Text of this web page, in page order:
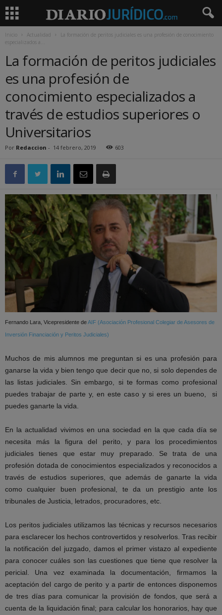
Inicio Actualidad
La formación de peritos judiciales es una profesión de conocimiento
especializados a...
La formación de peritos judiciales
es una profesión de
conocimiento especializados a
través de estudios superiores o
Universitarios
Por Redaccion - 14 febrero, 2019 603
Fernando Lara, Vicepresidente deAIF (Asociación Profesional Colegiar de Asesores de
Inversión Financiación y Peritos Judiciales)
Muchos de mis alumnos me preguntan si es una profesión para
ganarse la vida y bien tengo que decir que no, si solo dependes de
las listas judiciales. Sin embargo, si te formas como profesional
puedes trabajar de parte y, en este caso y si eres un bueno, si
puedes ganarte la vida.
En la actualidad vivimos en una sociedad en la que cada día se
necesita más la figura del perito, y para los procedimientos
judiciales tienes que estar muy preparado. Se trata de una
profesión dotada de conocimientos especializados y reconocidos a
través de estudios superiores, que además de ganarte la vida
como cualquier buen profesional, te da un prestigio ante los
tribunales de Justicia, letrados, procuradores, etc.
Los peritos judiciales utilizamos las técnicas y recursos necesarios
para esclarecer los hechos controvertidos y resolverlos. Tras recibir
la notificación del juzgado, damos el primer vistazo al expediente
para conocer cuáles son las cuestiones que tiene que resolver la
pericial. Una vez examinada la documentación, firmamos la
aceptación del cargo de perito y a partir de entonces disponemos
de tres días para comunicar la provisión de fondos, que será a
cuenta de la liquidación final; para calcular los honorarios, hay que